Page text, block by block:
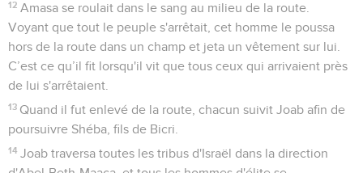
12 Amasa se roulait dans le sang au milieu de la route.
Voyant que tout le peuple s'arrêtait, cet homme le poussa
hors de la route dans un champ et jeta un vêtement sur lui.
C’est ce qu’il fit lorsqu'il vit que tous ceux qui arrivaient près
de lui s'arrêtaient.
13 Quand il fut enlevé de la route, chacun suivit Joab afin de
poursuivre Shéba, fils de Bicri.
14 Joab traversa toutes les tribus d'Israël dans la direction